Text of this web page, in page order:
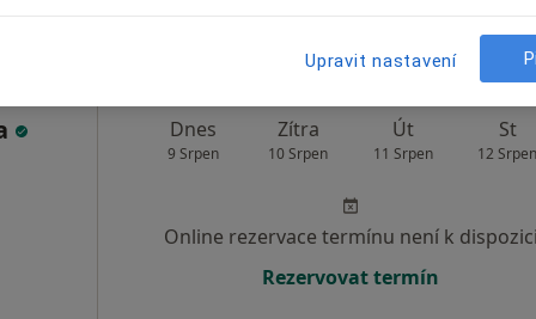
Dnes
9 Srpen
Zítra
10 Srpen
Út
11 Srpen
St
12
Online rezervace termínu není k
Rezervovat termín
Upravit nastavení